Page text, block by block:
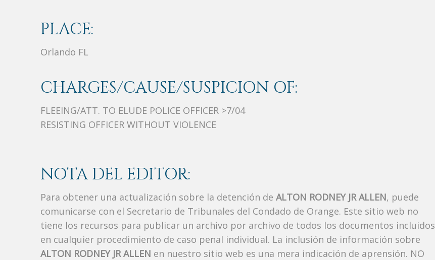
PLACE:
Orlando FL
CHARGES/CAUSE/SUSPICION OF:
FLEEING/ATT. TO ELUDE POLICE OFFICER >7/04
RESISTING OFFICER WITHOUT VIOLENCE
NOTA DEL EDITOR:
Para obtener una actualización sobre la detención de ALTON RODNEY JR ALLEN, puede
comunicarse con el Secretario de Tribunales del Condado de Orange. Este sitio web no
tiene los recursos para publicar un archivo por archivo de todos los documentos incluidos
en cualquier procedimiento de caso penal individual. La inclusión de información sobre
ALTON RODNEY JR ALLEN en nuestro sitio web es una mera indicación de aprensión. NO